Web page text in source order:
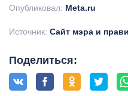
Опубликовал: Meta.ru
Источник: Сайт мэра и
Поделиться: